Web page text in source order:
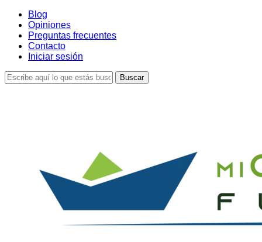
Skip
main
content
Blog
Opiniones
Preguntas frecuentes
Contacto
Iniciar sesión
Buscar